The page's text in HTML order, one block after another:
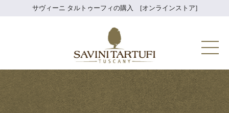
サヴィーニ タルトゥーフィの購入 [オンラインストア]